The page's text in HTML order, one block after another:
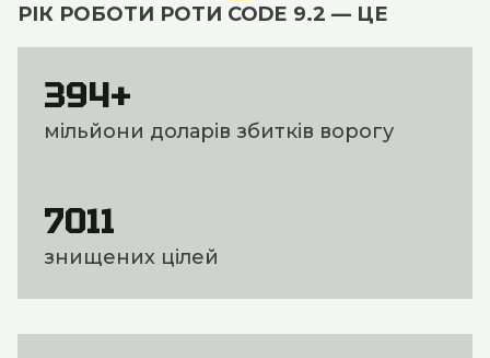
РІК РОБОТИ РОТИ CODE 9.2 — ЦЕ
394+
мільйони доларів збитків ворогу
7011
знищених цілей